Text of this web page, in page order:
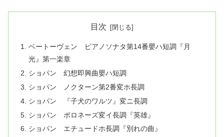
目次
ベートーヴェン ピアノソナタ第14番嬰ハ短調『月
光』第一楽章
ショパン 幻想即興曲嬰ハ短調
ショパン ノクターン第2番変ホ長調
ショパン 『子犬のワルツ』変ニ長調
ショパン ポロネーズ変イ長調『英雄』
ショパン エチュードホ長調『別れの曲』